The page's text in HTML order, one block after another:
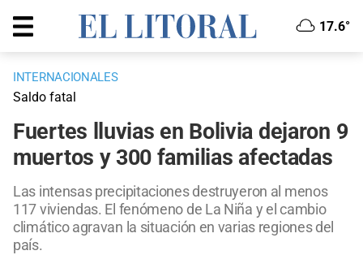
17.6°
INTERNACIONALES
Saldo fatal
Fuertes lluvias en Bolivia dejaron 9
muertos y 300 familias afectadas
Las intensas precipitaciones destruyeron al menos
117 viviendas. El fenómeno de La Niña y el cambio
climático agravan la situación en varias regiones del
país.